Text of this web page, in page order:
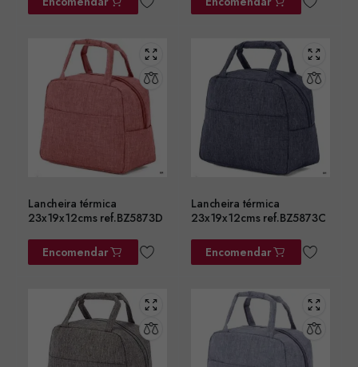
Lancheira térmica
23x19x12cms ref.BZ5873D
Encomendar
Lancheira térmica
23x19x12cms ref.BZ5873C
Encomendar